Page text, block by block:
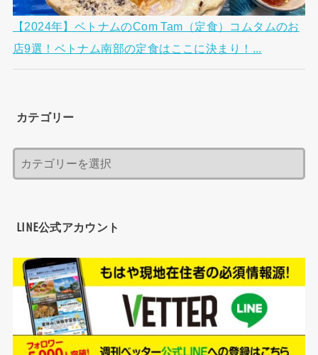
【2024年】ベトナムのCom Tam（定食）コムタムのお
店9選！ベトナム南部の定食はここに決まり！...
カテゴリー
LINE公式アカウント